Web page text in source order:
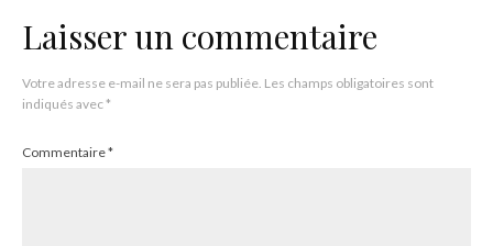
Laisser un commentaire
Votre adresse e-mail ne sera pas publiée. Les champs obligatoires sont
indiqués avec*
Commentaire*